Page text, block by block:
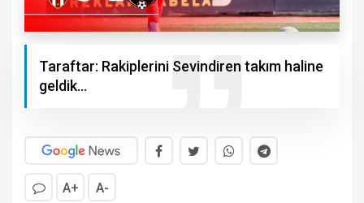
Taraftar: Rakiplerini Sevindiren takım haline
geldik...
A+ A-